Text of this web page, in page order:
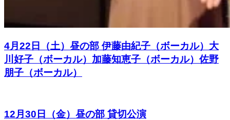
4月22日（土）昼の部 伊藤由紀子（ボーカル）大
川好子（ボーカル）加藤知恵子（ボーカル）佐野
朋子（ボーカル）
12月30日（金）昼の部 貸切公演